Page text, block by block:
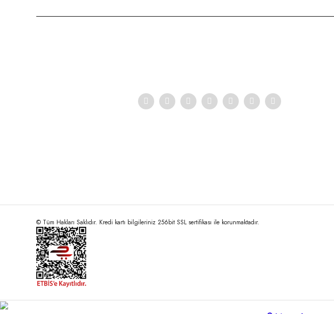
© Tüm Hakları Saklıdır. Kredi kartı bilgileriniz 256bit SSL sertifikası ile korunmaktadır.